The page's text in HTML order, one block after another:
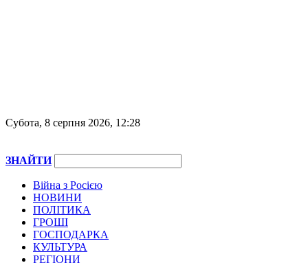
Субота, 8 серпня 2026, 12:28
ЗНАЙТИ
Війна з Росією
НОВИНИ
ПОЛІТИКА
ГРОШІ
ГОСПОДАРКА
КУЛЬТУРА
РЕГІОНИ